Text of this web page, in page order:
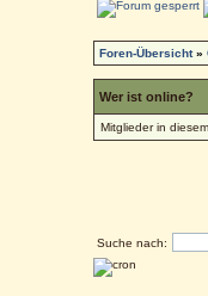
Foren-Übersicht»
Wer ist online?
Mitglieder in
Suche nach: